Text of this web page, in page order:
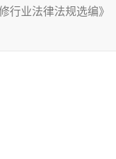
行业法律法规选编》